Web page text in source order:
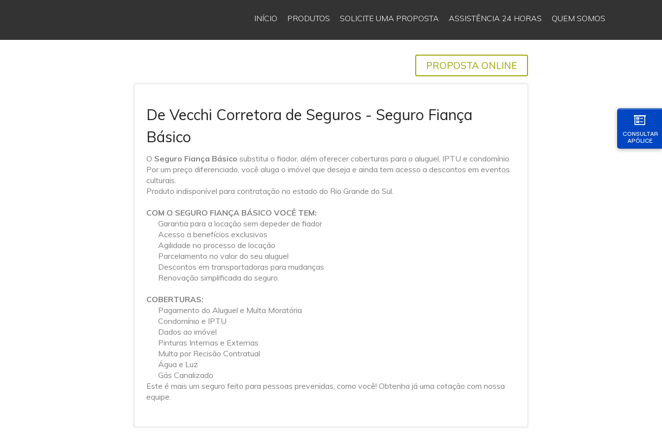
CONSULTAR
APÓLICE
INÍCIO PRODUTOS SOLICITE UMA PROPOSTA ASSISTÊNCIA 24 HORAS QUEM SOMOS
PROPOSTA ONLINE
De Vecchi Corretora de Seguros - Seguro Fiança
Básico
O Seguro Fiança Básico substitui o fiador, além oferecer coberturas para o aluguel, IPTU e condomínio.
Por um preço diferenciado, você aluga o imóvel que deseja e ainda tem acesso a descontos em eventos
culturais.
Produto indisponível para contratação no estado do Rio Grande do Sul.
COM O SEGURO FIANÇA BÁSICO VOCÊ TEM:
Garantia para a locação sem depeder de fiador
Acesso a benefícios exclusivos
Agilidade no processo de locação
Parcelamento no valor do seu aluguel
Descontos em transportadoras para mudanças
Renovação simplificada do seguro.
COBERTURAS:
Pagamento do Aluguel e Multa Moratória
Condomínio e IPTU
Dados ao imóvel
Pinturas Internas e Externas
Multa por Recisão Contratual
Água e Luz
Gás Canalizado
Este é mais um seguro feito para pessoas prevenidas, como você! Obtenha já uma cotação com nossa
equipe.